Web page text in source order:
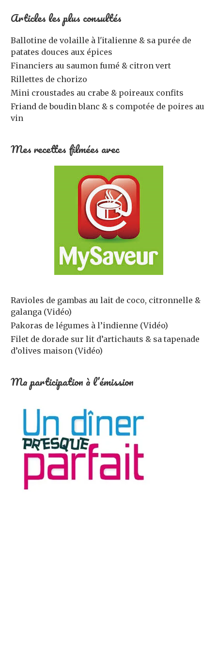
Articles les plus consultés
Ballotine de volaille à l'italienne & sa purée de
patates douces aux épices
Financiers au saumon fumé & citron vert
Rillettes de chorizo
Mini croustades au crabe & poireaux confits
Friand de boudin blanc & s compotée de poires au
vin
Mes recettes filmées avec
Ravioles de gambas au lait de coco, citronnelle &
galanga (Vidéo)
Pakoras de légumes à l’indienne (Vidéo)
Filet de dorade sur lit d’artichauts & sa tapenade
d’olives maison (Vidéo)
Ma participation à l’émission